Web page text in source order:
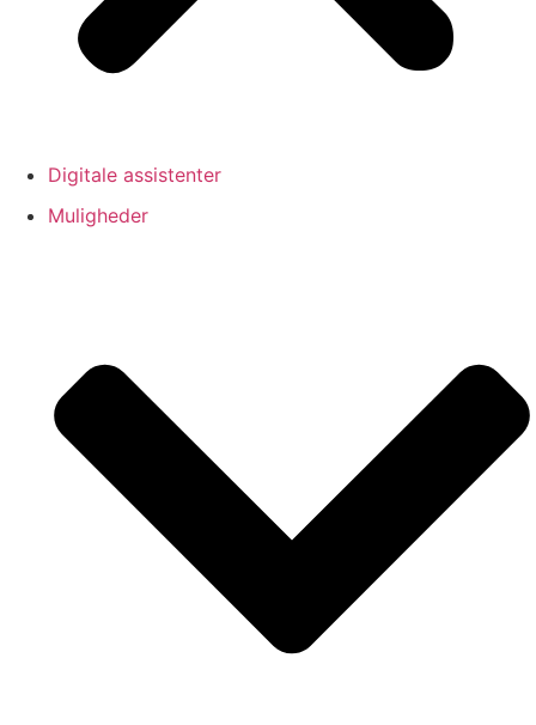
Digitale assistenter
Muligheder